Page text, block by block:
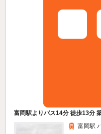
富岡駅よりバス14分 徒歩13分
富岡駅